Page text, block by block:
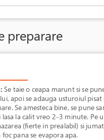
preparare
Se taie o ceapa marunt si se
apoi se adauga usturoiul
Se amesteca bine, se pune
lasa la calit vreo 2-3 minute. Pe
(fierte in prealabil) si
foc pana se evapora apa.